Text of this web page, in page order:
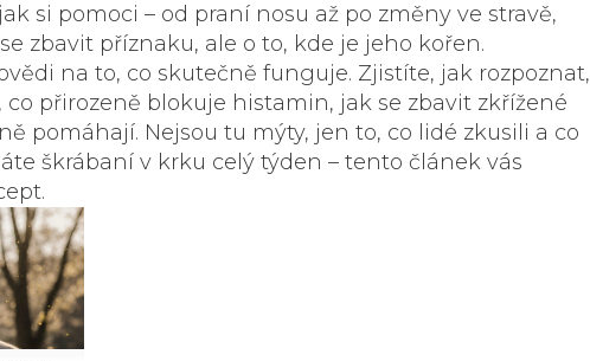
si pomoci – od praní nosu až po změny ve stravě,
zbavit příznaku, ale o to, kde je jeho kořen.
na to, co skutečně funguje. Zjistíte, jak rozpoznat,
přirozeně blokuje histamin, jak se zbavit zkřížené
pomáhají. Nejsou tu mýty, jen to, co lidé zkusili a co
škrábaní v krku celý týden – tento článek vás